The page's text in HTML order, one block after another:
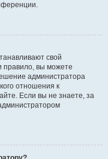
свой
правило, вы можете
администратора
отношения к
Если вы не знаете, за